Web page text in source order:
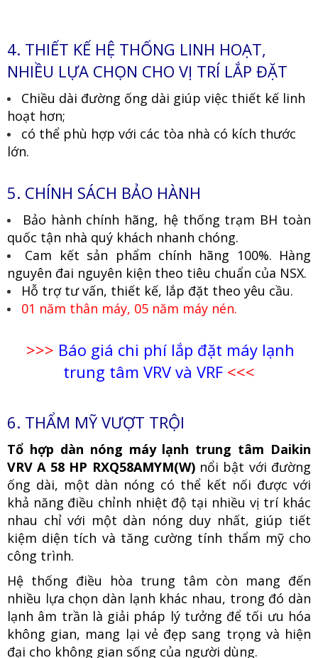
4. THIẾT KẾ HỆ THỐNG LINH HOẠT,
NHIỀU LỰA CHỌN CHO VỊ TRÍ LẮP ĐẶT
Chiều dài đường ống dài giúp việc thiết kế linh
hoạt hơn;
có thể phù hợp với các tòa nhà có kích thước
lớn.
5. CHÍNH SÁCH BẢO HÀNH
Bảo hành chính hãng, hệ thống trạm BH toàn
quốc tận nhà quý khách nhanh chóng.
Cam kết sản phẩm chính hãng 100%. Hàng
nguyên đai nguyên kiện theo tiêu chuẩn của NSX.
Hỗ trợ tư vấn, thiết kế, lắp đặt theo yêu cầu.
01 năm thân máy, 05 năm máy nén.
>>> Báo giá chi phí lắp đặt máy lạnh
trung tâm VRV và VRF <<<
6. THẨM MỸ VƯỢT TRỘI
Tổ hợp dàn nóng máy lạnh trung tâm Daikin
VRV A 58 HP RXQ58AMYM(W) nổi bật với đường
ống dài, một dàn nóng có thể kết nối được với
khả năng điều chỉnh nhiệt độ tại nhiều vị trí khác
nhau chỉ với một dàn nóng duy nhất, giúp tiết
kiệm diện tích và tăng cường tính thẩm mỹ cho
công trình.
Hệ thống điều hòa trung tâm còn mang đến
nhiều lựa chọn dàn lạnh khác nhau, trong đó dàn
lạnh âm trần là giải pháp lý tưởng để tối ưu hóa
không gian, mang lại vẻ đẹp sang trọng và hiện
đại cho không gian sống của người dùng.